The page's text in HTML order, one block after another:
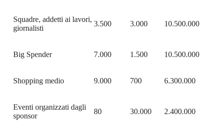
Squadre, addetti ai lavori,
giornalisti
3.500 3.000 10.500.000
Big Spender 7.000 1.500 10.500.000
Shopping medio 9.000 700 6.300.000
Eventi organizzati dagli
sponsor
80 30.000 2.400.000